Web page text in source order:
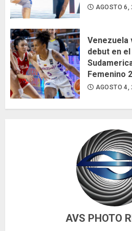
AGOSTO 6,
Venezuela
debut en
Femenino
AGOSTO 4,
AVS PHOTO